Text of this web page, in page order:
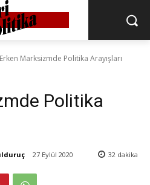
Erken Marksizmde Politika Arayışları
Politika
27 Eylül 2020 32 dakika